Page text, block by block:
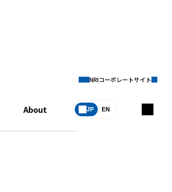
About JP EN
NRIコーポレートサイト